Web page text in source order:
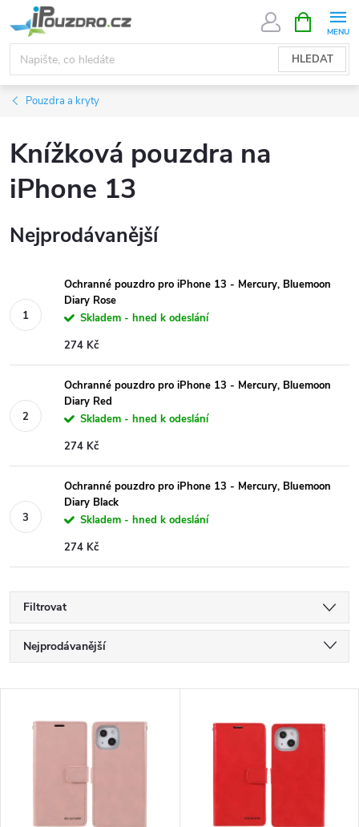
na
obsah
HLEDAT
NÁKUPNÍ
KOŠÍK
Pouzdra a kryty
Knížková pouzdra na
iPhone 13
Nejprodávanější
Ochranné pouzdro pro iPhone 13 - Mercury, Bluemoon
Diary Rose
Skladem - hned k odeslání
274 Kč
Ochranné pouzdro pro iPhone 13 - Mercury, Bluemoon
Diary Red
Skladem - hned k odeslání
274 Kč
Ochranné pouzdro pro iPhone 13 - Mercury, Bluemoon
Diary Black
Skladem - hned k odeslání
274 Kč
Filtrovat
Ř
a
Nejprodávanější